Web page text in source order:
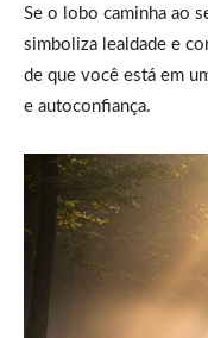
Se o lobo caminha ao
simboliza lealdade e
de que você está em
e autoconfiança.